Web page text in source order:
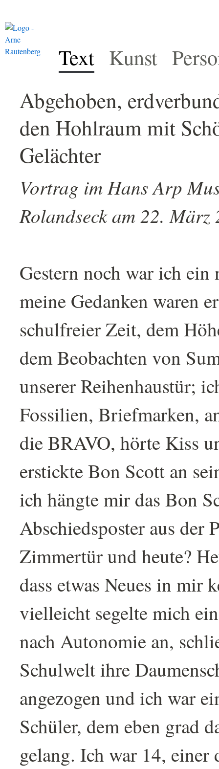
Text Kunst
Abgehoben,
den Hohlraum mit
Gelächter
Vortrag im Hans Arp
Rolandseck am 22. März
Gestern noch war ich ein
meine Gedanken waren
schulfreier Zeit, dem
dem Beobachten von
unserer Reihenhaustür;
Fossilien, Briefmarken,
die BRAVO, hörte Kiss
erstickte Bon Scott an
ich hängte mir das Bon
Abschiedsposter aus der
Zimmertür und heute?
dass etwas Neues in mir
vielleicht segelte mich
nach Autonomie an,
Schulwelt ihre
angezogen und ich war
Schüler, dem eben grad
gelang. Ich war 14, einer